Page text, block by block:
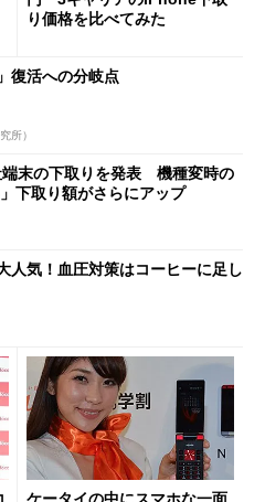
り価格を比べてみた
復活への分岐点
所）
端末の下取りを発表 機種変時の
下取り額がさらにアップ
人気！血圧対策はコーヒーに足し